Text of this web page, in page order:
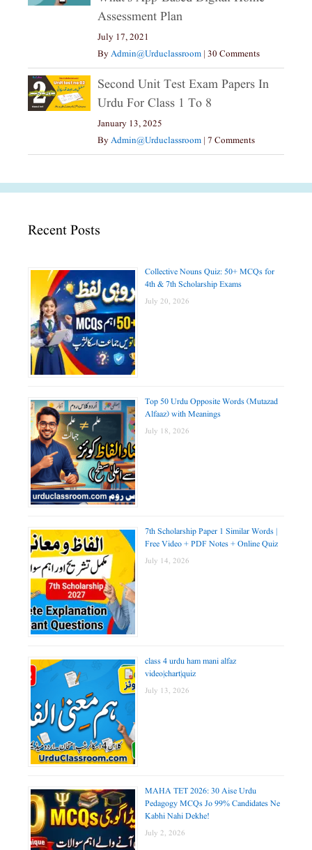
Assessment Plan
July 17, 2021
ByAdmin@urduclassroom | 30 Comments
Second Unit Test Exam Papers In
Urdu For Class 1 To 8
January 13, 2025
ByAdmin@urduclassroom | 7 Comments
Recent Posts
Collective Nouns Quiz: 50+ MCQs for
4th & 7th Scholarship Exams
July 20, 2026
Top 50 Urdu Opposite Words (Mutazad
Alfaaz) with Meanings
July 18, 2026
7th Scholarship Paper 1 Similar Words |
Free Video + PDF Notes + Online Quiz
July 14, 2026
class 4 urdu ham mani alfaz
video|chart|quiz
July 13, 2026
MAHA TET 2026: 30 Aise Urdu
Pedagogy MCQs Jo 99% Candidates Ne
Kabhi Nahi Dekhe!
July 2, 2026